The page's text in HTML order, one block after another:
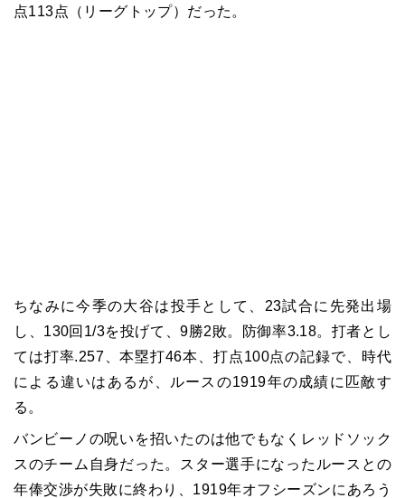
点113点（リーグトップ）だった。
ちなみに今季の大谷は投手として、23試合に先発出場
し、130回1/3を投げて、9勝2敗。防御率3.18。打者とし
ては打率.257、本塁打46本、打点100点の記録で、時代
による違いはあるが、ルースの1919年の成績に匹敵す
る。
バンビーノの呪いを招いたのは他でもなくレッドソック
スのチーム自身だった。スター選手になったルースとの
年俸交渉が失敗に終わり、1919年オフシーズンにあろう